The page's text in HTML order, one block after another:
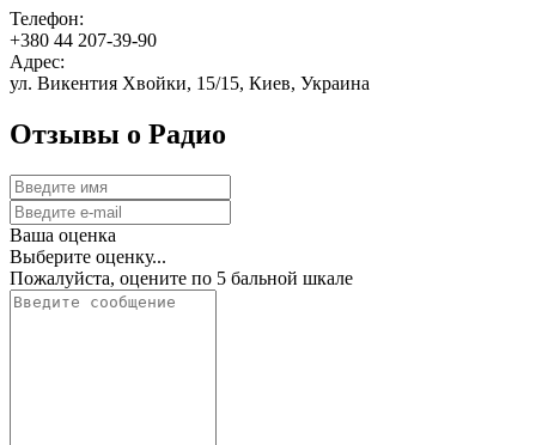
Телефон:
+380 44 207-39-90
Адрес:
ул. Викентия Хвойки, 15/15, Киев, Украина
Отзывы о Радио
Ваша оценка
Выберите оценку...
Пожалуйста, оцените по 5 бальной шкале